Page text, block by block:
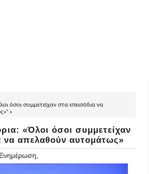
όσοι συμμετείχαν στα επεισόδια να
»
«Όλοι όσοι συμμετείχαν
να απελαθούν αυτομάτως»
Ενημέρωση,